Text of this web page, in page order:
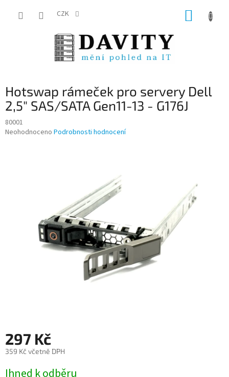
CZK
Hotswap rámeček pro servery Dell
2,5" SAS/SATA Gen11-13 - G176J
80001
Průměrné
Neohodnoceno Podrobnosti hodnocení
297 Kč
359 Kč včetně DPH
Ihned k odběru